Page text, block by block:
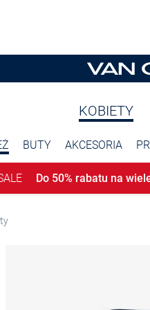
KOBIETY
BUTY AKCESORIA
Do 50% rabatu na